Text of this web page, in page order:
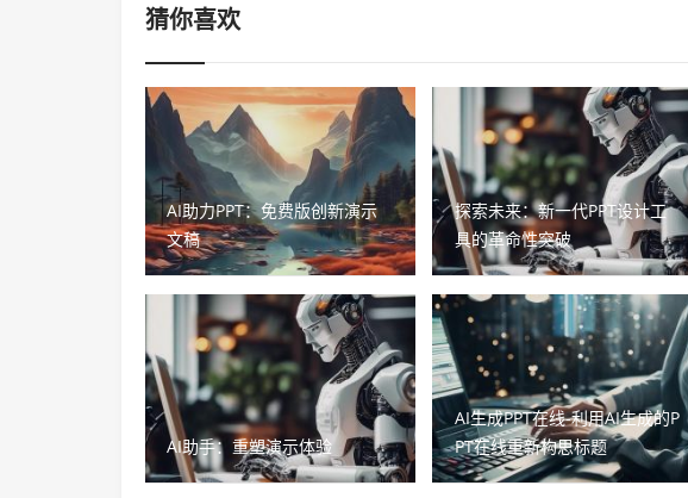
猜你喜欢
AI助力PPT：免费版创新演示
文稿
探索未来：新一代PPT设计工
具的革命性突破
AI助手：重塑演示体验
AI生成PPT在线-利用AI生成的P
PT在线重新构思标题